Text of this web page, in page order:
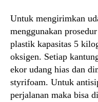
Untuk mengirimkan
menggunakan
plastik kapasitas 5
oksigen. Setiap
ekor udang hias dan
styrifoam. Untuk
perjalanan maka bisa